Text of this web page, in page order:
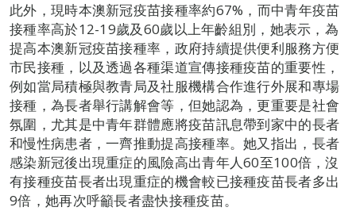
此外，現時本澳新冠疫苗接種率約67%，而中青年疫苗
接種率高於12-19歲及60歲以上年齡組別，她表示，為
提高本澳新冠疫苗接種率，政府持續提供便利服務方便
市民接種，以及透過各種渠道宣傳接種疫苗的重要性，
例如當局積極與教青局及社服機構合作進行外展和專場
接種，為長者舉行講解會等，但她認為，更重要是社會
氛圍，尤其是中青年群體應將疫苗訊息帶到家中的長者
和慢性病患者，一齊推動提高接種率。她又指出，長者
感染新冠後出現重症的風險高出青年人60至100倍，沒
有接種疫苗長者出現重症的機會較已接種疫苗長者多出
9倍，她再次呼籲長者盡快接種疫苗。